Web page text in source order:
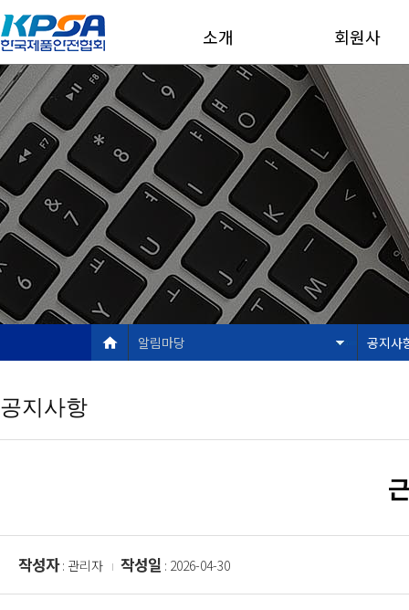
소개 회원사
알림마당 공지사
공지사항
작성자: 관리자 작성일 : 2026-04-30